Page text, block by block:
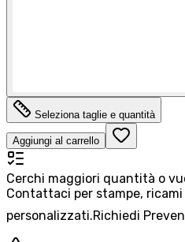
Seleziona taglie e quantità
Aggiungi al carrello
Cerchi maggiori quantità o
Contattaci per stampe,
personalizzati.Richiedi